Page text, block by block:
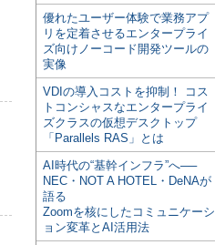
優れたユーザー体験で業務アプ
リを定着させるエンタープライ
ズ向けノーコード開発ツールの
実像
VDIの導入コストを抑制！ コス
トコンシャスなエンタープライ
ズクラスの仮想デスクトップ
「Parallels RAS」とは
AI時代の“基幹インフラ”へ──
NEC・NOT A HOTEL・DeNAが
語る
Zoomを核にしたコミュニケーシ
ョン変革とAI活用法